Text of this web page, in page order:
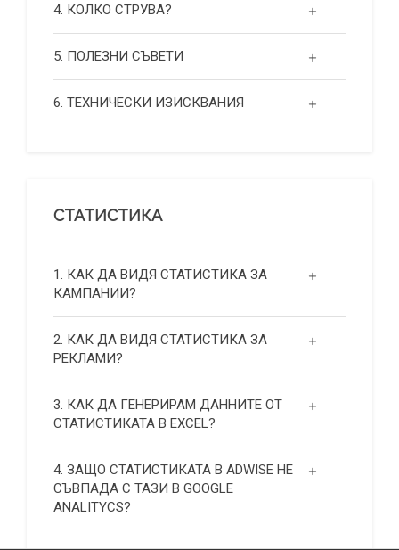
4. КОЛКО СТРУВА?
5. ПОЛЕЗНИ СЪВЕТИ
6. ТЕХНИЧЕСКИ ИЗИСКВАНИЯ
СТАТИСТИКА
1. КАК ДА ВИДЯ СТАТИСТИКА ЗА
КАМПАНИИ?
2. КАК ДА ВИДЯ СТАТИСТИКА ЗА
РЕКЛАМИ?
3. КАК ДА ГЕНЕРИРАМ ДАННИТЕ ОТ
СТАТИСТИКАТА В EXCEL?
4. ЗАЩО СТАТИСТИКАТА В ADWISE НЕ
СЪВПАДА С ТАЗИ В GOOGLE
ANALITYCS?